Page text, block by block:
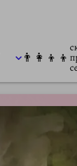
👨‍👩‍👦‍👦